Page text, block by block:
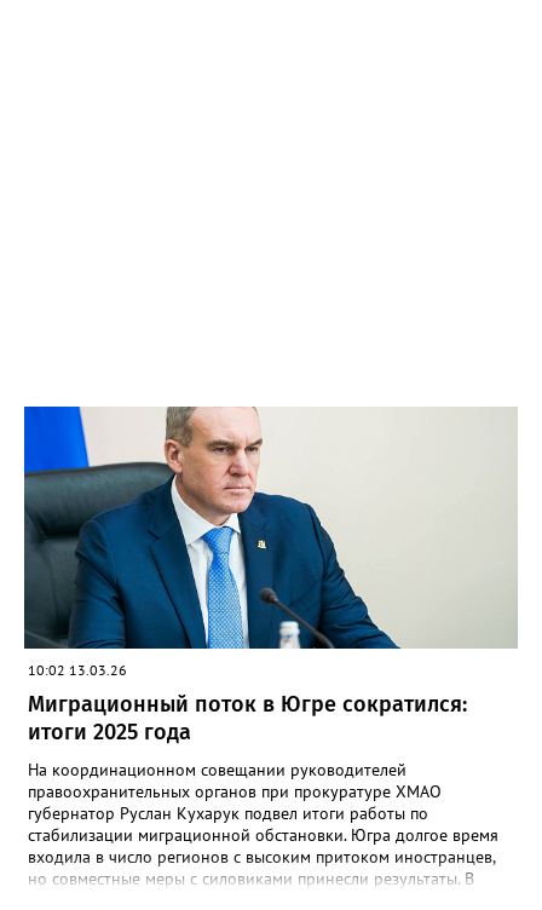
10:02 13.03.26
Миграционный поток в Югре сократился:
итоги 2025 года
На координационном совещании руководителей
правоохранительных органов при прокуратуре ХМАО
губернатор Руслан Кухарук подвел итоги работы по
стабилизации миграционной обстановки. Югра долгое время
входила в число регионов с высоким притоком иностранцев,
но совместные меры с силовиками принесли результаты. В